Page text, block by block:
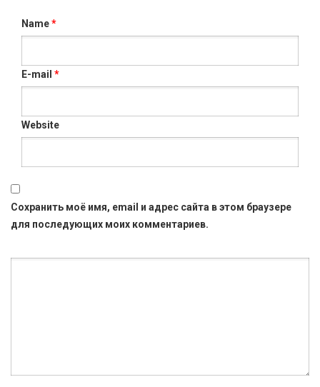
Name*
E-mail *
Website
Сохранить моё имя, email и адрес сайта в этом браузере
для последующих моих комментариев.